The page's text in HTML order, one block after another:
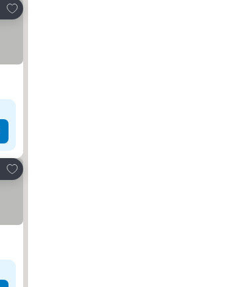
Dodati u favorite
Dodati u favorite